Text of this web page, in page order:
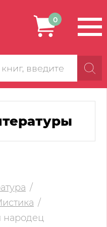
0
народец